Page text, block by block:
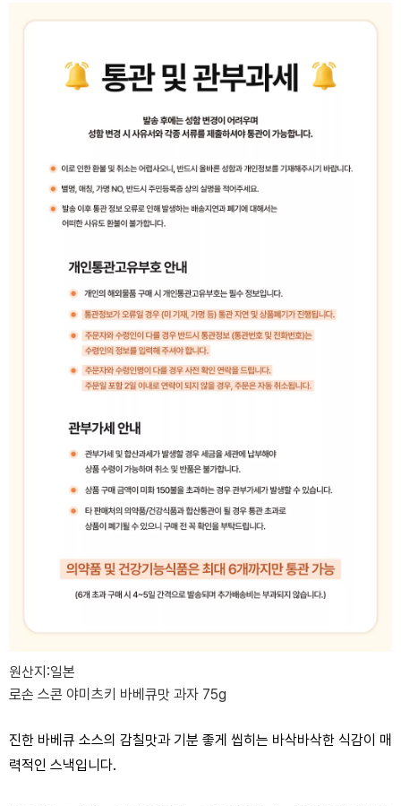
원산지:일본
로손 스콘 야미츠키 바베큐맛 과자 75g
진한 바베큐 소스의 감칠맛과 기분 좋게 씹히는 바삭바삭한 식감이 매
력적인 스낵입니다.